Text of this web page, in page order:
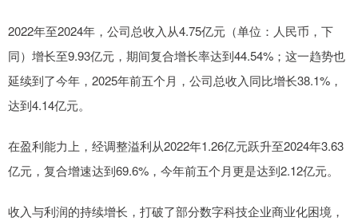
2022年至2024年，公司总收入从4.75亿元（单位：人民币，下
同）增长至9.93亿元，期间复合增长率达到44.54%；这一趋势也
延续到了今年，2025年前五个月，公司总收入同比增长38.1%，
达到4.14亿元。
在盈利能力上，经调整溢利从2022年1.26亿元跃升至2024年3.63
亿元，复合增速达到69.6%，今年前五个月更是达到2.12亿元。
收入与利润的持续增长，打破了部分数字科技企业商业化困境，